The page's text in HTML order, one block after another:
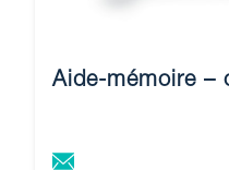
Aide-mémoire –